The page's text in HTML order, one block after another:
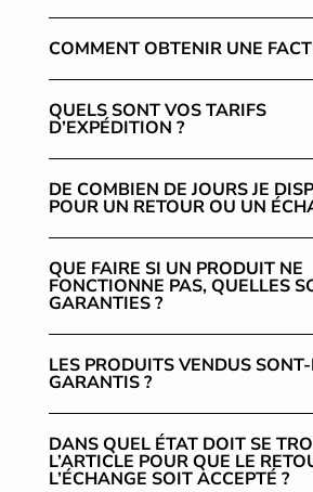
COMMENT OBTENIR UNE
QUELS SONT VOS TARIFS
D’EXPÉDITION ?
DE COMBIEN DE JOURS JE
POUR UN RETOUR OU UN
QUE FAIRE SI UN PRODUIT NE
FONCTIONNE PAS, QUELLES
GARANTIES ?
LES PRODUITS VENDUS
GARANTIS ?
DANS QUEL ÉTAT DOIT SE
L’ARTICLE POUR QUE LE
L’ÉCHANGE SOIT ACCEPTÉ ?